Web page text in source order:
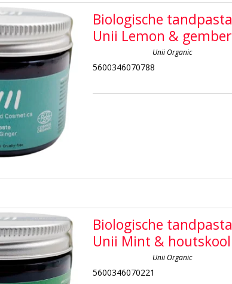
Biologische tandpasta
Unii Lemon & gember
Unii Organic
5600346070788
Biologische tandpasta
Unii Mint & houtskool
Unii Organic
5600346070221